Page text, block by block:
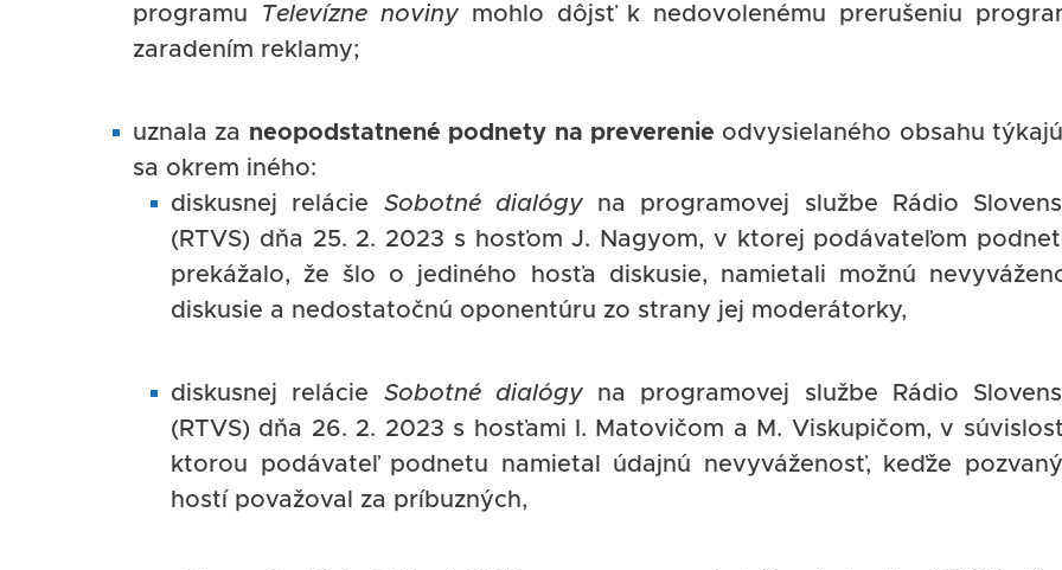
programu
Televízne novinymohlo dôjsť k nedovolenému prerušeniu
zaradením reklamy;
uznala za neopodstatnené podnety na preverenie odvysielaného obsahu
sa okrem iného:
diskusnej relácie Sobotné dialógyna programovej službe Rádio
(RTVS) dňa 25. 2. 2023 s hosťom J. Nagyom, v ktorej podávateľom
prekážalo, že šlo o jediného hosťa diskusie, namietali možnú
diskusie a nedostatočnú oponentúru zo strany jej moderátorky,
diskusnej relácie Sobotné dialógyna programovej službe Rádio
(RTVS) dňa 26. 2. 2023 s hosťami I. Matovičom a M. Viskupičom, v
ktorou podávateľ podnetu namietal údajnú nevyváženosť, keďže
hostí považoval za príbuzných,